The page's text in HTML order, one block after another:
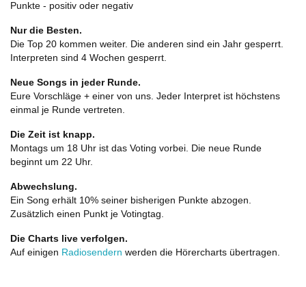
Punkte - positiv oder negativ
Nur die Besten.
Die Top 20 kommen weiter. Die anderen sind ein Jahr gesperrt.
Interpreten sind 4 Wochen gesperrt.
Neue Songs in jeder Runde.
Eure Vorschläge + einer von uns. Jeder Interpret ist höchstens
einmal je Runde vertreten.
Die Zeit ist knapp.
Montags um 18 Uhr ist das Voting vorbei. Die neue Runde
beginnt um 22 Uhr.
Abwechslung.
Ein Song erhält 10% seiner bisherigen Punkte abzogen.
Zusätzlich einen Punkt je Votingtag.
Die Charts live verfolgen.
Auf einigen Radiosendern werden die Hörercharts übertragen.